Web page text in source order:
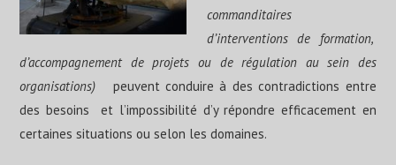
commanditaires
d’interventions de formation,
d’accompagnement de projets ou de régulation au sein des
organisations) peuvent conduire à des contradictions entre
des besoins et l’impossibilité d’y répondre efficacement en
certaines situations ou selon les domaines.